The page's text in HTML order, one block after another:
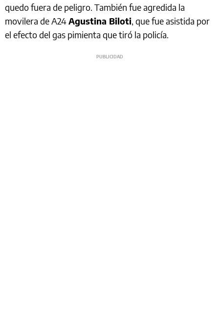
quedo fuera de peligro. También fue agredida la
movilera de A24Agustina Biloti, que fue asistida por
el efecto del gas pimienta que tiró la policía.